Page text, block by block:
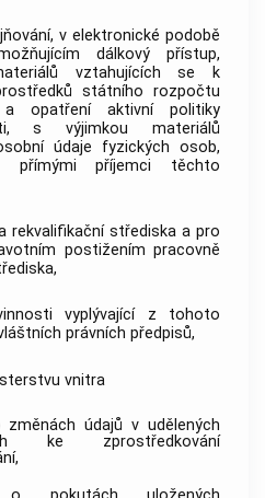
v elektronické podobě
dálkový přístup,
vztahujících se k
státního rozpočtu
opatření aktivní politiky
s výjimkou materiálů
údaje fyzických osob,
přímými příjemci těchto
rekvalifikační střediska a pro
postižením pracovně
vyplývající z tohoto
právních předpisů,
vnitra
změnách údajů v udělených
ke zprostředkování